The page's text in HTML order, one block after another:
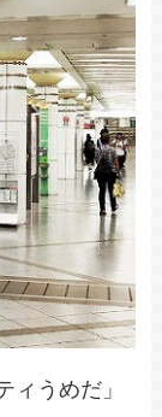
ィうめだ」